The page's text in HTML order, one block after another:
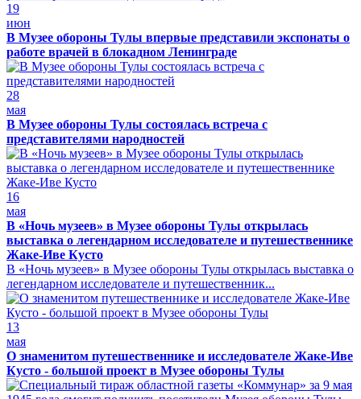
19
июн
В Музее обороны Тулы впервые представили экспонаты о
работе врачей в блокадном Ленинграде
28
мая
В Музее обороны Тулы состоялась встреча с
представителями народностей
16
мая
В «Ночь музеев» в Музее обороны Тулы открылась
выставка о легендарном исследователе и путешественнике
Жаке-Иве Кусто
В «Ночь музеев» в Музее обороны Тулы открылась выставка о
легендарном исследователе и путешественник...
13
мая
О знаменитом путешественнике и исследователе Жаке-Иве
Кусто - большой проект в Музее обороны Тулы